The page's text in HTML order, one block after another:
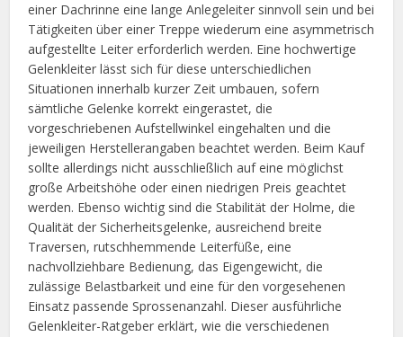
einer Dachrinne eine lange Anlegeleiter sinnvoll sein und bei
Tätigkeiten über einer Treppe wiederum eine asymmetrisch
aufgestellte Leiter erforderlich werden. Eine hochwertige
Gelenkleiter lässt sich für diese unterschiedlichen
Situationen innerhalb kurzer Zeit umbauen, sofern
sämtliche Gelenke korrekt eingerastet, die
vorgeschriebenen Aufstellwinkel eingehalten und die
jeweiligen Herstellerangaben beachtet werden. Beim Kauf
sollte allerdings nicht ausschließlich auf eine möglichst
große Arbeitshöhe oder einen niedrigen Preis geachtet
werden. Ebenso wichtig sind die Stabilität der Holme, die
Qualität der Sicherheitsgelenke, ausreichend breite
Traversen, rutschhemmende Leiterfüße, eine
nachvollziehbare Bedienung, das Eigengewicht, die
zulässige Belastbarkeit und eine für den vorgesehenen
Einsatz passende Sprossenanzahl. Dieser ausführliche
Gelenkleiter-Ratgeber erklärt, wie die verschiedenen